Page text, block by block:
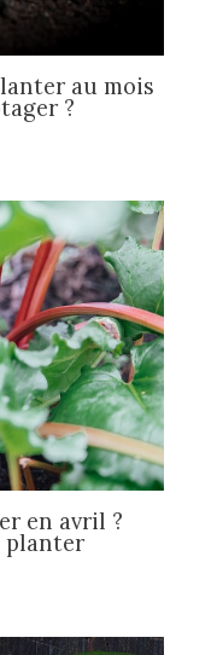
au mois
?
en avril ?
planter